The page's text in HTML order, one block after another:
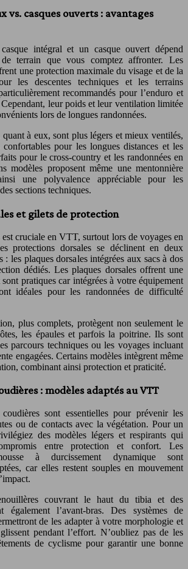
vs. casques ouverts : avantages
intégral et un casque ouvert dépend
terrain que vous comptez affronter. Les
une protection maximale du visage et de la
les descentes techniques et les terrains
recommandés pour l’enduro et
leur poids et leur ventilation limitée
lors de longues randonnées.
quant à eux, sont plus légers et mieux ventilés,
pour les longues distances et les
pour le cross-country et les randonnées en
modèles proposent même une mentonnière
une polyvalence appréciable pour les
sections techniques.
et gilets de protection
cruciale en VTT, surtout lors de voyages en
protections dorsales se déclinent en deux
: les plaques dorsales intégrées aux sacs à dos
dédiés. Les plaques dorsales offrent une
pratiques car intégrées à votre équipement
idéales pour les randonnées de difficulté
plus complets, protègent non seulement le
les épaules et parfois la poitrine. Ils sont
parcours techniques ou les voyages incluant
engagées. Certains modèles intègrent même
combinant ainsi protection et praticité.
: modèles adaptés au VTT
sont essentielles pour prévenir les
ou de contacts avec la végétation. Pour un
des modèles légers et respirants qui
entre protection et confort. Les
à durcissement dynamique sont
car elles restent souples en mouvement
couvrant le haut du tibia et des
également l’avant-bras. Des systèmes de
de les adapter à votre morphologie et
pendant l’effort. N’oubliez pas de les
de cyclisme pour garantir une bonne